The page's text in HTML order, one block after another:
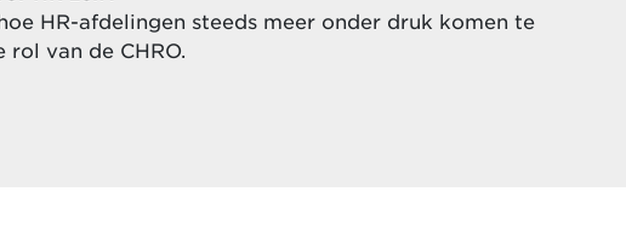
HR-afdelingen steeds meer onder druk komen te
van de CHRO.